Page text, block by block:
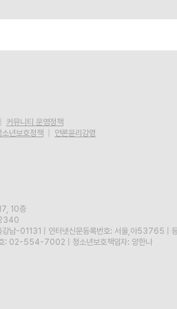
커뮤니티 운영정책
소년보호정책
언론윤리강령
10층
남-01131
인터넷신문등록번호: 서울,아53765
호: 02-554-7002 청소년보호책임자: 양한나